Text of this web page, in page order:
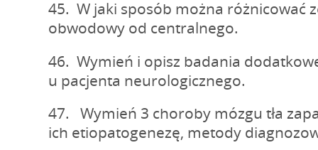
45. W jaki sposób można różnicować
obwodowy od centralnego.
46. Wymień i opisz badania
u pacjenta neurologicznego.
47. Wymień 3 choroby mózgu tła
ich etiopatogenezę, metody